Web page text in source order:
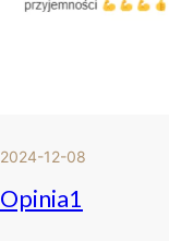
2024-12-08
Opinia1